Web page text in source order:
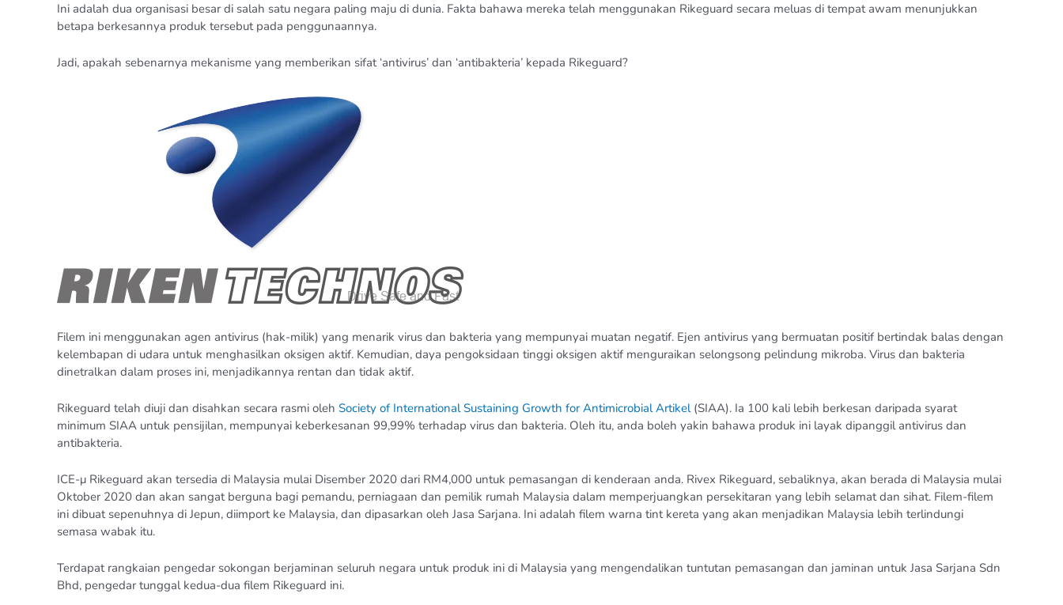
Ini adalah dua organisasi besar di salah satu negara paling maju di dunia. Fakta bahawa mereka telah menggunakan Rikeguard secara meluas di tempat awam menunjukkan
betapa berkesannya produk tersebut pada penggunaannya.
Jadi, apakah sebenarnya mekanisme yang memberikan sifat ‘antivirus’ dan ‘antibakteria’ kepada Rikeguard?
Filem ini menggunakan agen antivirus (hak-milik) yang menarik virus dan bakteria yang mempunyai muatan negatif. Ejen antivirus yang bermuatan positif bertindak balas dengan
kelembapan di udara untuk menghasilkan oksigen aktif. Kemudian, daya pengoksidaan tinggi oksigen aktif menguraikan selongsong pelindung mikroba. Virus dan bakteria
dinetralkan dalam proses ini, menjadikannya rentan dan tidak aktif.
Rikeguard telah diuji dan disahkan secara rasmi oleh Society of International Sustaining Growth for Antimicrobial Artikel (SIAA). Ia 100 kali lebih berkesan daripada syarat
minimum SIAA untuk pensijilan, mempunyai keberkesanan 99,99% terhadap virus dan bakteria. Oleh itu, anda boleh yakin bahawa produk ini layak dipanggil antivirus dan
antibakteria.
ICE-μ Rikeguard akan tersedia di Malaysia mulai Disember 2020 dari RM4,000 untuk pemasangan di kenderaan anda. Rivex Rikeguard, sebaliknya, akan berada di Malaysia mulai
Oktober 2020 dan akan sangat berguna bagi pemandu, perniagaan dan pemilik rumah Malaysia dalam memperjuangkan persekitaran yang lebih selamat dan sihat. Filem-filem
ini dibuat sepenuhnya di Jepun, diimport ke Malaysia, dan dipasarkan oleh Jasa Sarjana. Ini adalah filem warna tint kereta yang akan menjadikan Malaysia lebih terlindungi
semasa wabak itu.
Terdapat rangkaian pengedar sokongan berjaminan seluruh negara untuk produk ini di Malaysia yang mengendalikan tuntutan pemasangan dan jaminan untuk Jasa Sarjana Sdn
Bhd, pengedar tunggal kedua-dua filem Rikeguard ini.